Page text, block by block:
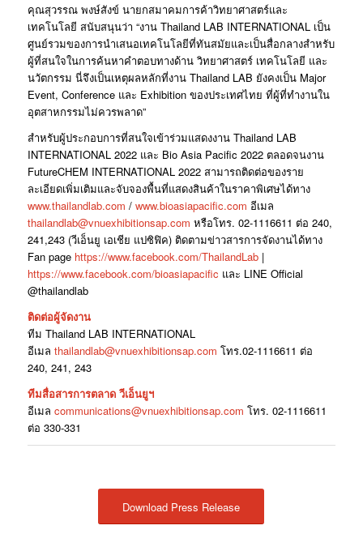
คุณสุวรรณ พงษ์สังข์ นายกสมาคมการค้าวิทยาศาสตร์และ
เทคโนโลยี สนับสนุนว่า “งาน Thailand LAB INTERNATIONAL เป็น
ศูนย์รวมของการนำเสนอเทคโนโลยีที่ทันสมัยและเป็นสื่อกลางสำหรับ
ผู้ที่สนใจในการค้นหาคำตอบทางด้าน วิทยาศาสตร์ เทคโนโลยี และ
นวัตกรรม นี่จึงเป็นเหตุผลหลักที่งาน Thailand LAB ยังคงเป็น Major
Event, Conference และ Exhibition ของประเทศไทย ที่ผู้ที่ทำงานใน
อุตสาหกรรมไม่ควรพลาด”
สำหรับผู้ประกอบการที่สนใจเข้าร่วมแสดงงาน Thailand LAB
INTERNATIONAL 2022 และ Bio Asia Pacific 2022 ตลอดจนงาน
FutureCHEM INTERNATIONAL 2022 สามารถติดต่อของราย
ละเอียดเพิ่มเติมและจับจองพื้นที่แสดงสินค้าในราคาพิเศษได้ทาง
www.thailandlab.com / www.bioasiapacific.com อีเมล
thailandlab@vnuexhibitionsap.com หรือโทร. 02-1116611 ต่อ 240,
241,243 (วีเอ็นยู เอเชีย แปซิฟิค) ติดตามข่าวสารการจัดงานได้ทาง
Fan page https://www.facebook.com/ThailandLab|
https://www.facebook.com/bioasiapacific และ LINE Official
@thailandlab
ติดต่อผู้จัดงาน
ทีม Thailand LAB INTERNATIONAL
อีเมล thailandlab@vnuexhibitionsap.com โทร.02-1116611 ต่อ
240, 241, 243
ทีมสื่อสารการตลาด วีเอ็นยูฯ
อีเมล communications@vnuexhibitionsap.com โทร. 02-1116611
ต่อ 330-331
Download Press Release